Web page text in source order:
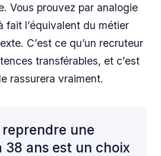
Vous prouvez par analogie
fait l’équivalent du métier
C’est ce qu’un recruteur
transférables, et c’est
rassurera vraiment.
reprendre une
38 ans est un choix